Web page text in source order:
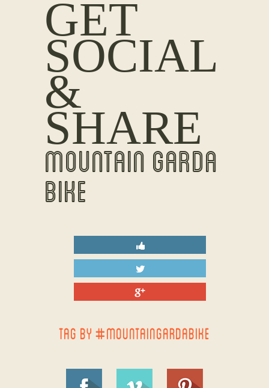
GET
SOCIAL
&
SHARE
MOUNTAIN GARDA
BIKE
TAG BY #MOUNTAINGARDABIKE